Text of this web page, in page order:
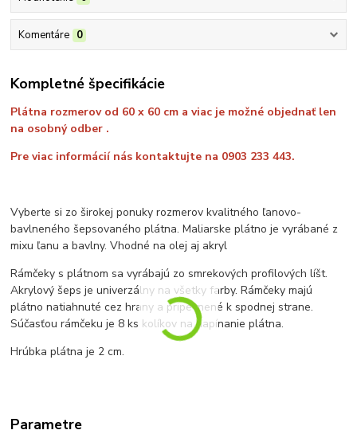
Komentáre 0
Kompletné špecifikácie
Plátna rozmerov od 60 x 60 cm a viac je možné objednať len
na osobný odber .
Pre viac informácií nás kontaktujte na 0903 233 443.
Vyberte si zo širokej ponuky rozmerov kvalitného ľanovo-
bavlneného šepsovaného plátna. Maliarske plátno je vyrábané z
mixu ľanu a bavlny. Vhodné na olej aj akryl
Rámčeky s plátnom sa vyrábajú zo smrekových profilových líšt.
Akrylový šeps je univerzálny na všetky farby. Rámčeky majú
plátno natiahnuté cez hrany a pripevnené k spodnej strane.
Súčasťou rámčeku je 8 ks kolíkov na napínanie plátna.
Hrúbka plátna je 2 cm.
Parametre